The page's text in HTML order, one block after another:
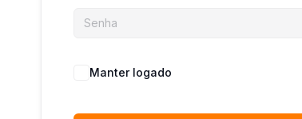
Manter logado